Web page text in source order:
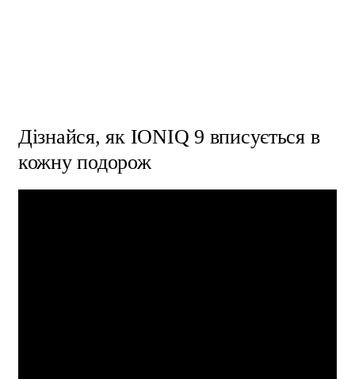
Створений для подорожей разом
Дізнайся, як IONIQ 9 вписується в
кожну подорож